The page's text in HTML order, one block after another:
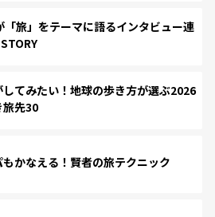
「旅」をテーマに語るインタビュー連
てみたい！地球の歩き方が選ぶ2026
旅先30
かなえる！賢者の旅テクニック